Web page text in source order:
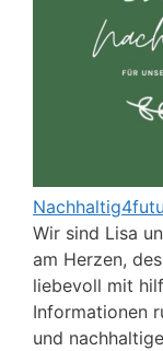
Wir sind Lisa
am Herzen,
liebevoll mit
Informationen
und